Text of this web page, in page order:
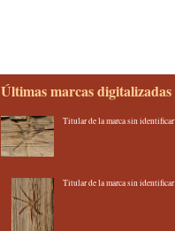
Últimas marcas digitalizadas
Titular de la marca sin identificar
Titular de la marca sin identificar